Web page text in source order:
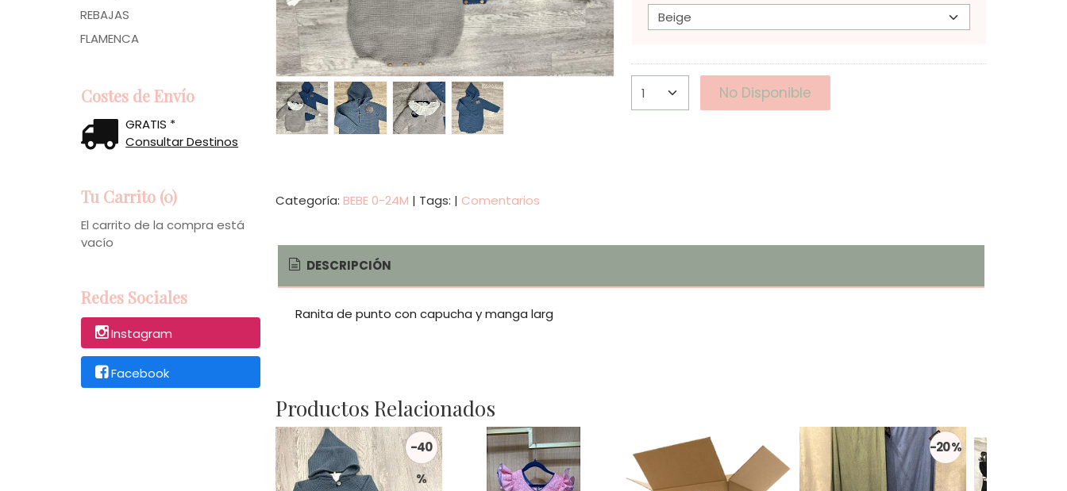
REBAJAS
FLAMENCA
Costes de Envío
GRATIS *
Consultar Destinos
Tu Carrito (0)
El carrito de la compra está
vacío
Redes Sociales
Instagram
Facebook
No Disponible
Categoría: BEBE 0-24M | Tags: | Comentarios
DESCRIPCIÓN
Ranita de punto con capucha y manga larg
Productos Relacionados
-40
%
-20 %